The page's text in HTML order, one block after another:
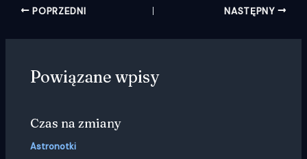
POPRZEDNI NASTĘPNY
Powiązane wpisy
Czas na zmiany
Astronotki